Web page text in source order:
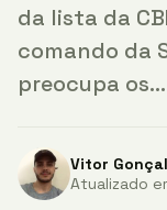
da lista da
comando da
preocupa os…
Vitor
Atualizado